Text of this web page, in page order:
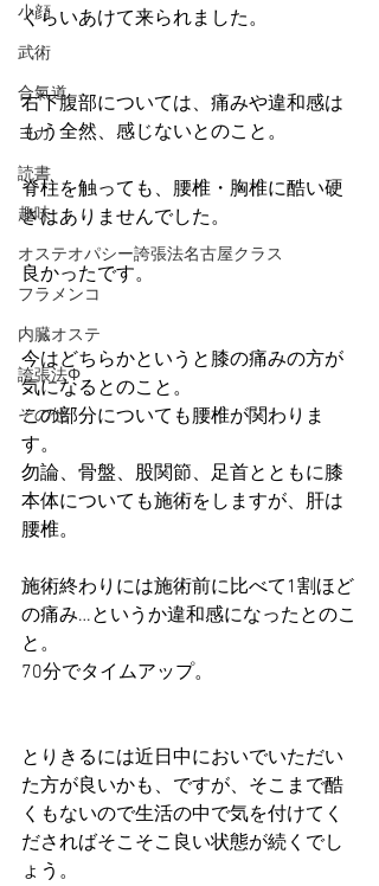
小顔
武術
合氣道
ヨガ
読書
趣味
オステオパシー誇張法名古屋クラス
フラメンコ
内臓オステ
誇張法Φ
その他
くらいあけて来られました。
右下腹部については、痛みや違和感は
もう全然、感じないとのこと。
脊柱を触っても、腰椎・胸椎に酷い硬
さはありませんでした。
良かったです。
今はどちらかというと膝の痛みの方が
気になるとのこと。
この部分についても腰椎が関わりま
す。
勿論、骨盤、股関節、足首とともに膝
本体についても施術をしますが、肝は
腰椎。
施術終わりには施術前に比べて1割ほど
の痛み…というか違和感になったとのこ
と。
70分でタイムアップ。
とりきるには近日中においでいただい
た方が良いかも、ですが、そこまで酷
くもないので生活の中で気を付けてく
ださればそこそこ良い状態が続くでし
ょう。